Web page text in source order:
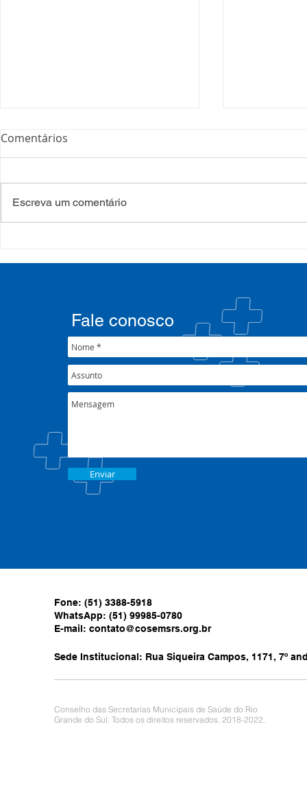
formação sobre saúde
crise climática
SETEC,
CIB/RS
Comentários
Escreva um comentário
Enviar
Fale conosco
Fone: (51) 3388-5918
WhatsApp: (51) 99985-0780
E-mail: contato@cosemsrs.org.br
Sede Institucional: Rua Siqueira Campos, 1171, 7º
Conselho das Secretarias Municipais de Saúde do Rio
Grande do Sul. Todos os direitos reservados. 2018-2022.